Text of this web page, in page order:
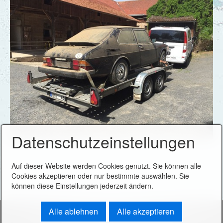
Siggi
Simone
Sonja & Thomas
Susanne & Wilfried
Sunny & Henning
Thorsten
Ulla & Rafael
Ute & Bruno
Wolfgang
Felgen Datenbank
Freigaben
Datenschutzeinstellungen
Auf dieser Website werden Cookies genutzt. Sie können alle
Cookies akzeptieren oder nur bestimmte auswählen. Sie
können diese Einstellungen jederzeit ändern.
Alle ablehnen Alle akzeptieren